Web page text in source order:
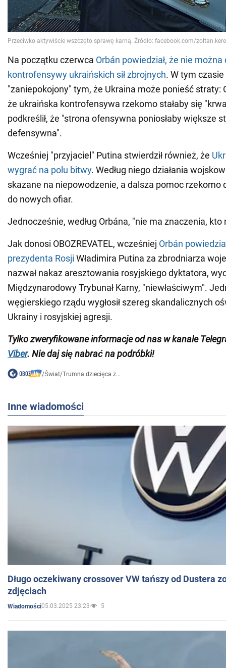
Na początku czerwca Orbán powiedział, że nie
kontrofensywy ukraińskich sił zbrojnych. W tym czasie
"zaniepokojony" tym, że Ukraina może ponieść straty:
że ukraińska kontrofensywa rzekomo stałaby się
podkreślił, że "strona ofensywna poniosłaby większe
defensywna".
Wcześniej "przyjaciel" Putina stwierdził również, że
wygrać na polu bitwy. Według niego działania
skazane na niepowodzenie, a dalsza pomoc rzekomo
do nowych ofiar.
Jednocześnie, według Orbána, "nie ma znaczenia, kto
Jak donosi OBOZREVATEL, wcześniej Orbán
prezydenta Rosji Władimira Putina za zbrodniarza
nazwał nakaz aresztowania rosyjskiego dyktatora,
Międzynarodowy Trybunał Karny, "niewłaściwym".
węgierskiego rządu wygłosił szereg skandalicznych
Ukrainy i rosyjskiej agresji.
Tylko zweryfikowane informacje od nas w kanale
Viber. Nie daj się nabrać na podróbki!
/Świat/Trumna dziecięca z...
Inne wiadomości
Długo oczekiwany crossover VW tańszy od Dustera
zdjęciach
Wiadomości05.03.2025 23:23 5